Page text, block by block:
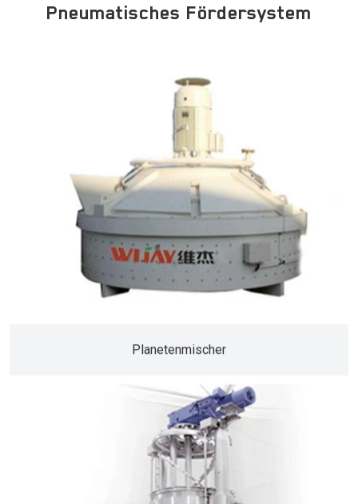
Pneumatisches Fördersystem
Planetenmischer